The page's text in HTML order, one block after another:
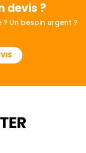
devis ?
Un besoin urgent ?